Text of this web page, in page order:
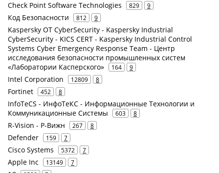
Check Point Software Technologies 829 9
Код Безопасности 812 9
Kaspersky OT CyberSecurity - Kaspersky Industrial
CyberSecurity - KICS CERT - Kaspersky Industrial Control
Systems Cyber Emergency Response Team - Центр
исследования безопасности промышленных систем
«Лаборатории Касперского»
164 9
Intel Corporation 12809 8
Fortinet 452 8
InfoTeCS - ИнфоТеКС - Информационные Технологии и
Коммуникационные Системы
603 8
R-Vision - Р-Вижн 267 8
Defender 159 7
Cisco Systems 5372 7
Apple Inc 13149 7